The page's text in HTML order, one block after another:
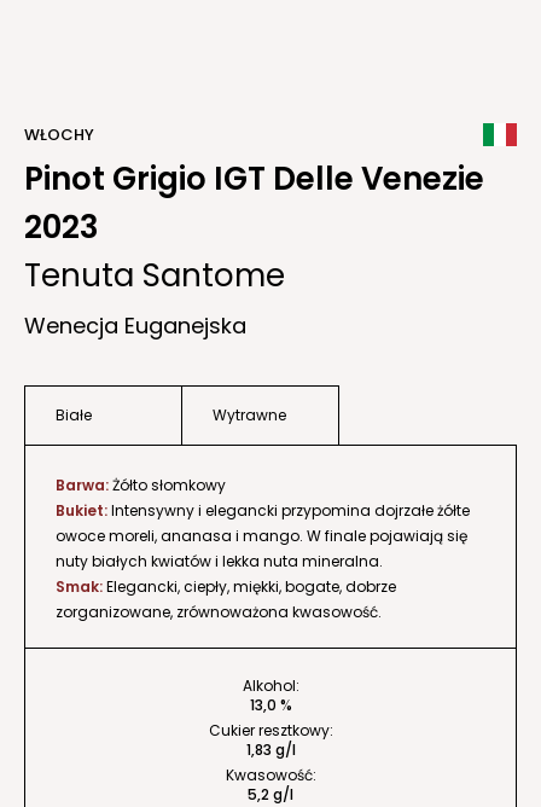
WŁOCHY
Pinot Grigio IGT Delle Venezie
2023
Tenuta Santome
Wenecja Euganejska
Białe Wytrawne
Barwa:Żółto słomkowy
Bukiet:Intensywny i elegancki przypomina dojrzałe żółte
owoce moreli, ananasa i mango. W finale pojawiają się
nuty białych kwiatów i lekka nuta mineralna.
Smak:Elegancki, ciepły, miękki, bogate, dobrze
zorganizowane, zrównoważona kwasowość.
Alkohol:
13,0 %
Cukier resztkowy:
1,83 g/l
Kwasowość:
5,2 g/l